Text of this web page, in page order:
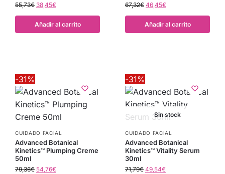
55,73€ 38,45€
Añadir al carrito
67,32€ 46,45€
Añadir al carrito
-31%
CUIDADO FACIAL
Advanced Botanical
Kinetics™ Plumping Creme
50ml
79,36€ 54,76€
-31%
Sin stock
CUIDADO FACIAL
Advanced Botanical
Kinetics™ Vitality Serum
30ml
71,79€ 49,54€